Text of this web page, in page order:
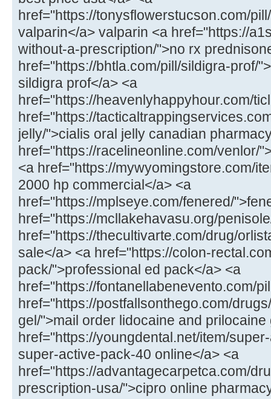
href="https://tonysflowerstucson.com/
valparin</a> valparin <a href="https://
without-a-prescription/">no rx
href="https://bhtla.com/pill/sildigra-prof/
sildigra prof</a> <a
href="https://heavenlyhappyhour.com/
href="https://
jelly/">cialis oral jelly canadian
href="https://racelineonline.com/venlor/
<a href="https://mywyomingstore.com/
2000 hp commercial</a> <a
href="https://mplseye.com/fenered/
href="https://mcllakehavasu.org/
href="https://thecultivarte.com/drug/
sale</a> <a href="https://colon-
pack/">professional ed pack</a> <a
href="https://fontanellabenevento.com/
href="https://postfallsonthego.com/
gel/">mail order lidocaine and prilocaine
href="https://youngdental.net/item/
super-active-pack-40 online</a> <a
href="https://advantagecarpetca.com/
prescription-usa/">cipro online